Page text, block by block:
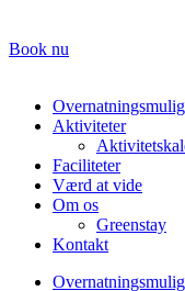
Book nu
Aktiviteter
Faciliteter
Værd at vide
Om os
Greenstay
Kontakt